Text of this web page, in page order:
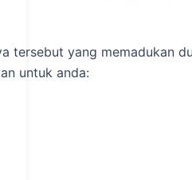
tersebut yang memadukan
untuk anda: